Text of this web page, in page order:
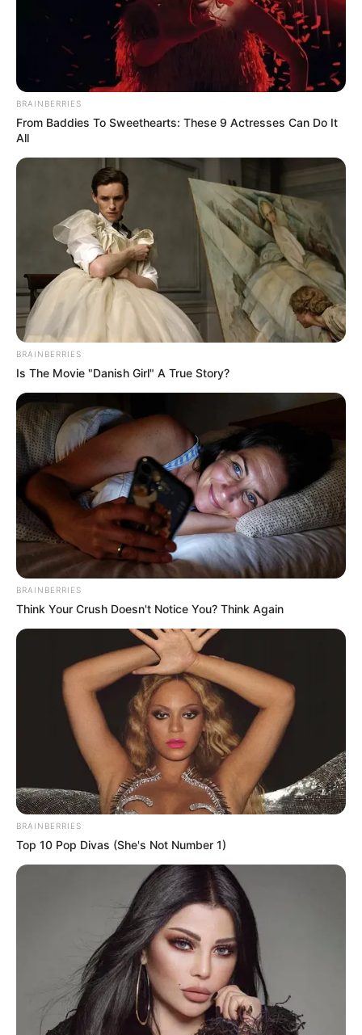
BRAINBERRIES
From Baddies To Sweethearts: These 9 Actresses Can Do It
All
BRAINBERRIES
Is The Movie "Danish Girl" A True Story?
BRAINBERRIES
Think Your Crush Doesn't Notice You? Think Again
BRAINBERRIES
Top 10 Pop Divas (She's Not Number 1)